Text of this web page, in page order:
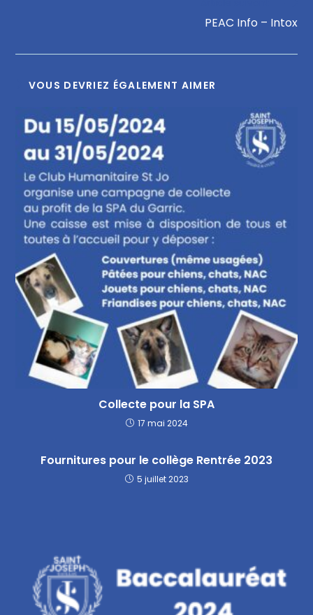
PEAC Info – Intox
VOUS DEVRIEZ ÉGALEMENT AIMER
Collecte pour la SPA
17 mai 2024
Fournitures pour le collège Rentrée 2023
5 juillet 2023